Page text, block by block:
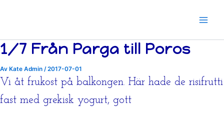
1/7 Från Parga till Poros
Av Kate Admin /2017-07-01
Vi åt frukost på balkongen. Här hade de risifrutti
fast med grekisk yogurt, gott